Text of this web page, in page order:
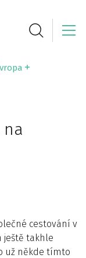
cestování v
ještě takhle
už někde tímto